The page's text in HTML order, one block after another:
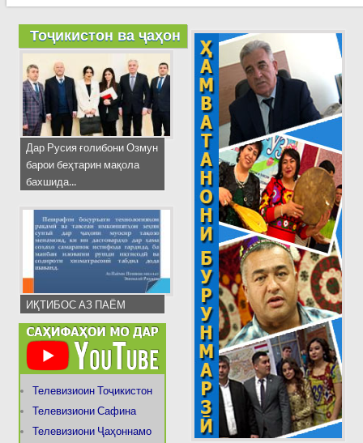
Тоҷикистон ва ҷаҳон
Дар Русия ғолибони Озмун
барои беҳтарин мақола
бахшида...
ИҚТИБОС АЗ ПАЁМ
Телевизиоин Тоҷикистон
Телевизиони Сафина
Телевизиони Ҷаҳоннамо